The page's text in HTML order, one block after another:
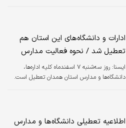
از جمله با همسایگان هستیم، حتی دکتر عراقچی
برای سلسله مذاکراتی با اروپایی‌ها در مسافرت
است، اما با کسی که علنا ما را تهدید می‌کند و
دستش را روی گلوی ما گذاشته نمی‌توان مذاکره
کرد. وی با بیان اینکه «ایران کشوری پهناور با
ادارات و دانشگاه‌های این استان هم
تعطیل شد / نحوه فعالیت مدارس
ايسنا:
روز سه‌شنبه ۷ اسفندماه کلیه‌ اداره‌ها،
دانشگاه‌ها و مدارس استان همدان تعطیل است.
اطلاعیه تعطیلی دانشگاه‌ها و مدارس